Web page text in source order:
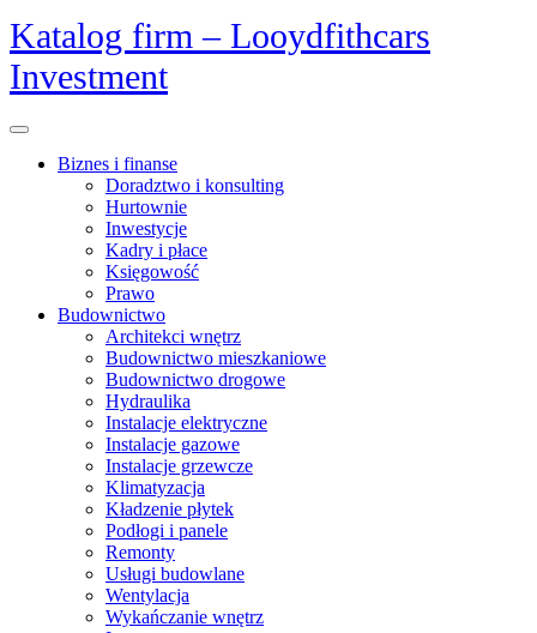
Skip
to
content
Katalog firm – Looydfithcars
Investment
Open
Biznes i finanse
Doradztwo i konsulting
Hurtownie
Inwestycje
Kadry i płace
Księgowość
Prawo
Budownictwo
Architekci wnętrz
Budownictwo mieszkaniowe
Budownictwo drogowe
Hydraulika
Instalacje elektryczne
Instalacje gazowe
Instalacje grzewcze
Klimatyzacja
Kładzenie płytek
Podłogi i panele
Remonty
Usługi budowlane
Wentylacja
Wykańczanie wnętrz